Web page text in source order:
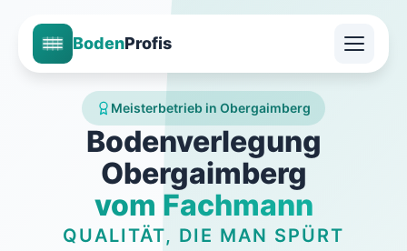
BodenProfis
Meisterbetrieb in Obergaimberg
Bodenverlegung
Obergaimberg
vom Fachmann
QUALITÄT, DIE MAN SPÜRT